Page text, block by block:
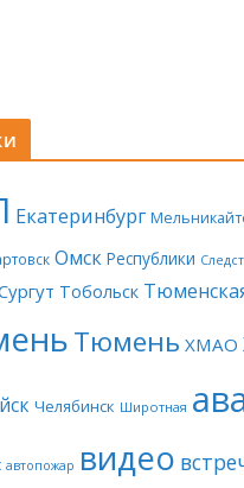
Екатеринбург
Омск Республики
Тобольск
Тюмень ХМАО
Челябинск Широтная
автопожар видео